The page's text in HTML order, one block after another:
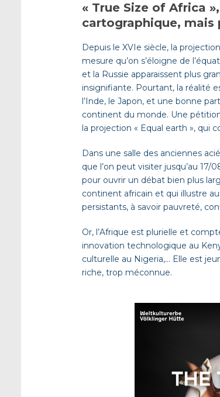
« True Size of Africa
cartographique, mais
Depuis le XVIe siècle, la
mesure qu’on s’éloigne de
et la Russie apparaissent plus
insignifiante. Pourtant, la réalité
l’Inde, le Japon, et une bonne
continent du monde. Une
la projection « Equal earth », qui
Dans une salle des anciennes
que l’on peut visiter jusqu’au
pour ouvrir un débat bien plus
continent africain et qui illustre
persistants, à savoir pauvreté,
Or, l’Afrique est plurielle et
innovation technologique au
culturelle au Nigeria,… Elle est
riche, trop méconnue.